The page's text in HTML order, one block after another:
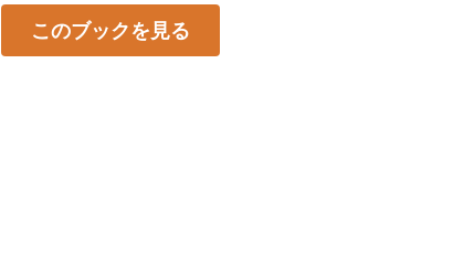
このブックを見る